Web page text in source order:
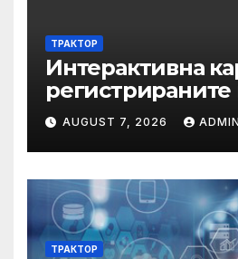
ТРАКТОР
Интерактивна
бази по
летния сезон на
AUGUST 7, 2026 ADMIN
ТРАКТОР